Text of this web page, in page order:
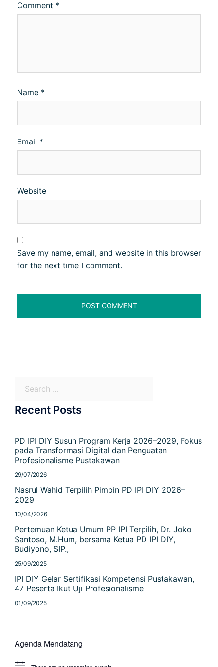
Comment *
Name *
Email *
Website
Save my name, email, and website in this browser
for the next time I comment.
Recent Posts
PD IPI DIY Susun Program Kerja 2026–2029, Fokus
pada Transformasi Digital dan Penguatan
Profesionalisme Pustakawan
29/07/2026
Nasrul Wahid Terpilih Pimpin PD IPI DIY 2026–
2029
10/04/2026
Pertemuan Ketua Umum PP IPI Terpilih, Dr. Joko
Santoso, M.Hum, bersama Ketua PD IPI DIY,
Budiyono, SIP.,
25/09/2025
IPI DIY Gelar Sertifikasi Kompetensi Pustakawan,
47 Peserta Ikut Uji Profesionalisme
01/09/2025
Agenda Mendatang